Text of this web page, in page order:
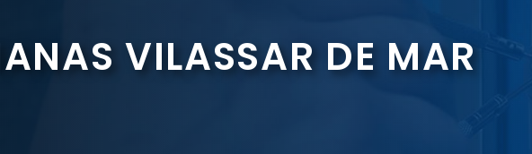
VILASSAR DE MAR